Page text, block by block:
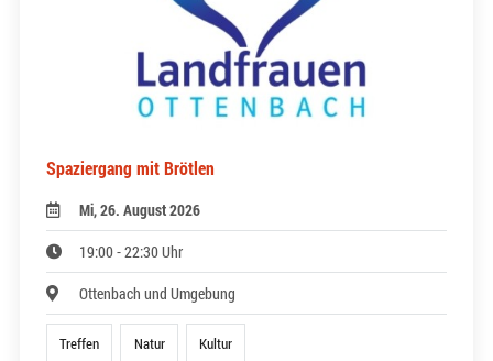
Spaziergang mit Brötlen
Mi, 26. August 2026
19:00 - 22:30 Uhr
Ottenbach und Umgebung
Treffen Natur Kultur